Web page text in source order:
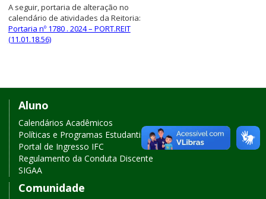
í
o
d
o
í
o
d
o
A seguir, portaria de alteração no
calendário de atividades da Reitoria:
Portaria nº 1780 . 2024 – PORT.REIT
(11.01.18.56)
Links
de
acesso
rápido
Aluno
Calendários Acadêmicos
Políticas e Programas Estudantis
Portal de Ingresso IFC
Regulamento da Conduta Discente
SIGAA
Comunidade